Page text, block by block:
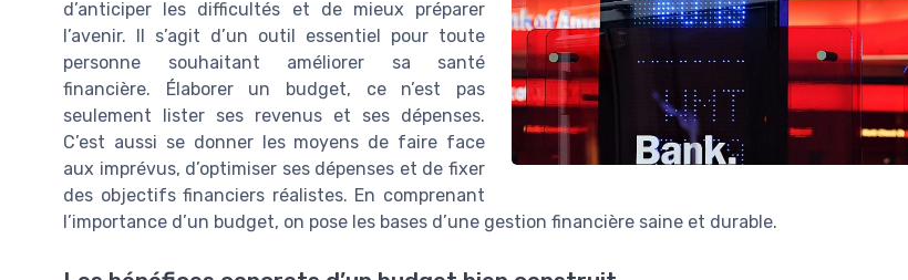
d’anticiper les difficultés et de mieux préparer
l’avenir. Il s’agit d’un outil essentiel pour toute
personne souhaitant améliorer sa santé
financière. Élaborer un budget, ce n’est pas
seulement lister ses revenus et ses dépenses.
C’est aussi se donner les moyens de faire face
aux imprévus, d’optimiser ses dépenses et de fixer
des objectifs financiers réalistes. En comprenant
l’importance d’un budget, on pose les bases d’une gestion financière saine et durable.